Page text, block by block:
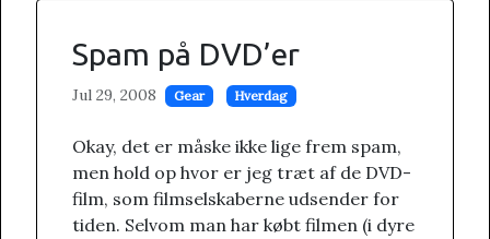
Spam på DVD’er
Jul 29, 2008 Gear Hverdag
Okay, det er måske ikke lige frem spam,
men hold op hvor er jeg træt af de DVD-
film, som filmselskaberne udsender for
tiden. Selvom man har købt filmen (i dyre